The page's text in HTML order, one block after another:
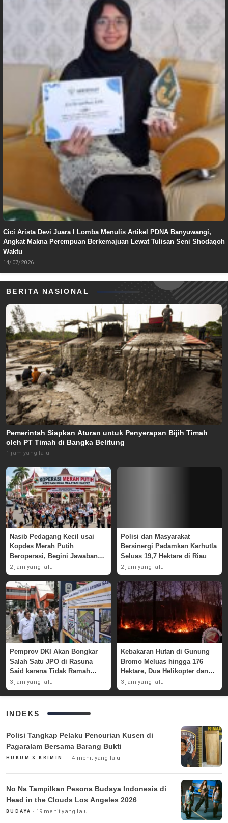
Cici Arista Devi Juara I Lomba Menulis Artikel PDNA Banyuwangi,
Angkat Makna Perempuan Berkemajuan Lewat Tulisan Seni Shodaqoh
Waktu
14/07/2026
BERITA NASIONAL
Pemerintah Siapkan Aturan untuk Penyerapan Bijih Timah
oleh PT Timah di Bangka Belitung
1 jam yang lalu
Nasib Pedagang Kecil usai
Kopdes Merah Putih
Beroperasi, Begini Jawaban
Pemerintah
2 jam yang lalu
Polisi dan Masyarakat
Bersinergi Padamkan Karhutla
Seluas 19,7 Hektare di Riau
2 jam yang lalu
Pemprov DKI Akan Bongkar
Salah Satu JPO di Rasuna
Said karena Tidak Ramah
Disabilitas
3 jam yang lalu
Kebakaran Hutan di Gunung
Bromo Meluas hingga 176
Hektare, Dua Helikopter dan
Drone Dikerahkan untuk
Pemadaman
3 jam yang lalu
INDEKS
Polisi Tangkap Pelaku Pencurian Kusen di
Pagaralam Bersama Barang Bukti
HUKUM & KRIMINAL 4 menit yang lalu
No Na Tampilkan Pesona Budaya Indonesia di
Head in the Clouds Los Angeles 2026
BUDAYA 19 menit yang lalu